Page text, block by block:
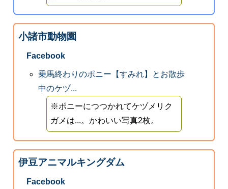
小諸市動物園
Facebook
乗馬終わりのポニー【すみれ】とお散歩
中のケヅ...
※ポニーにつつかれてケヅメリク
ガメは...。かわいい写真2枚。
伊豆アニマルキングダム
Facebook